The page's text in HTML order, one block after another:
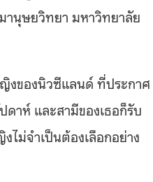
นุษยวิทยา มหาวิทยาลัย
งของนิวซีแลนด์ ที่ประกาศ
ดาห์ และสามีของเธอก็รับ
ม่จำเป็นต้องเลือกอย่าง